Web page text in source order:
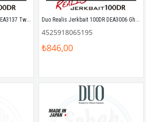
Duo Realis Jerkbait 100DR DEA3137 Twilight Duo Realis Jerkbait 100DR DEA3006 Ghost Minnow
4525918065195
₺846,00